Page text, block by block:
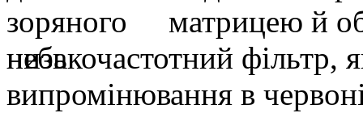
матрицею й
низькочастотний фільтр,
випромінювання в